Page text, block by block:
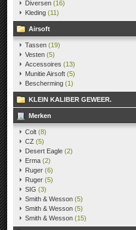
Diversen (16)
Kleding (11)
Airsoft
Tassen (19)
Vesten (5)
Accessoires (13)
Munitie Airsoft (5)
Bescherming (1)
KLEIN KALIBER GEWEER.
Merken
Colt (8)
CZ (5)
Desert Eagle (2)
Erma (2)
Ruger (6)
Ruger (5)
SIG (3)
Smith & Wesson (5)
Smith & Wesson (5)
Smith & Wesson (15)